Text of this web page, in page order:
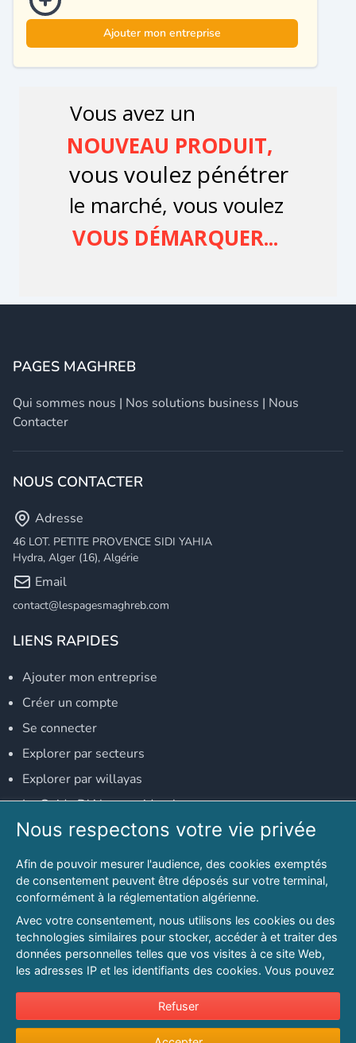
Ajouter mon entreprise
PAGES MAGHREB
Qui sommes nous | Nos solutions business | Nous
Contacter
NOUS CONTACTER
Adresse
46 LOT. PETITE PROVENCE SIDI YAHIA
Hydra, Alger (16), Algérie
Email
contact@lespagesmaghreb.com
LIENS RAPIDES
Ajouter mon entreprise
Créer un compte
Se connecter
Explorer par secteurs
Explorer par willayas
Le Guide D'Alger, guide-alger.com
NOS RÉSEAUX SOCIAUX
Notre page Facebook
Notre page LinkedIn
Notre page Instagram
Notre page Twitter
© 2026 PAGESMAGHREB.COM. ALL RIGHTS RESERVED
Conditions générales d'utilisation
Nous respectons votre vie privée
Afin de pouvoir mesurer l'audience, des cookies exemptés
de consentement peuvent être déposés sur votre terminal,
conformément à la réglementation algérienne.
Avec votre consentement, nous utilisons les cookies ou des
technologies similaires pour stocker, accéder à et traiter des
données personnelles telles que vos visites à ce site Web,
les adresses IP et les identifiants des cookies. Vous pouvez
sur l'intérêt légitime à tout moment en cliquant sur « Refuser
».
Refuser